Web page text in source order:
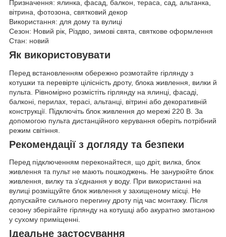
Призначення: ялинка, фасад, балкон, тераса, сад, альтанка,
вітрина, фотозона, святковий декор
Використання: для дому та вулиці
Сезон: Новий рік, Різдво, зимові свята, святкове оформлення
Стан: новий
Як використовувати
Перед встановленням обережно розмотайте гірлянду з
котушки та перевірте цілісність дроту, блока живлення, вилки й
пульта. Рівномірно розмістіть гірлянду на ялинці, фасаді,
балконі, перилах, терасі, альтанці, вітрині або декоративній
конструкції. Підключіть блок живлення до мережі 220 В. За
допомогою пульта дистанційного керування оберіть потрібний
режим світіння.
Рекомендації з догляду та безпеки
Перед підключенням переконайтеся, що дріт, вилка, блок
живлення та пульт не мають пошкоджень. Не занурюйте блок
живлення, вилку та з’єднання у воду. При використанні на
вулиці розміщуйте блок живлення у захищеному місці. Не
допускайте сильного перегину дроту під час монтажу. Після
сезону зберігайте гірлянду на котушці або акуратно змотаною
у сухому приміщенні.
Ідеальне застосування